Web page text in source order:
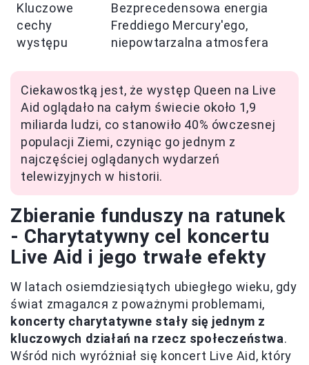
Kluczowe
cechy
występu
Bezprecedensowa energia
Freddiego Mercury'ego,
niepowtarzalna atmosfera
Ciekawostką jest, że występ Queen na Live
Aid oglądało na całym świecie około 1,9
miliarda ludzi, co stanowiło 40% ówczesnej
populacji Ziemi, czyniąc go jednym z
najczęściej oglądanych wydarzeń
telewizyjnych w historii.
Zbieranie funduszy na ratunek
- Charytatywny cel koncertu
Live Aid i jego trwałe efekty
W latach osiemdziesiątych ubiegłego wieku, gdy
świat zmagался z poważnymi problemami,
koncerty charytatywne stały się jednym z
kluczowych działań na rzecz społeczeństwa.
Wśród nich wyróżniał się koncert Live Aid, który